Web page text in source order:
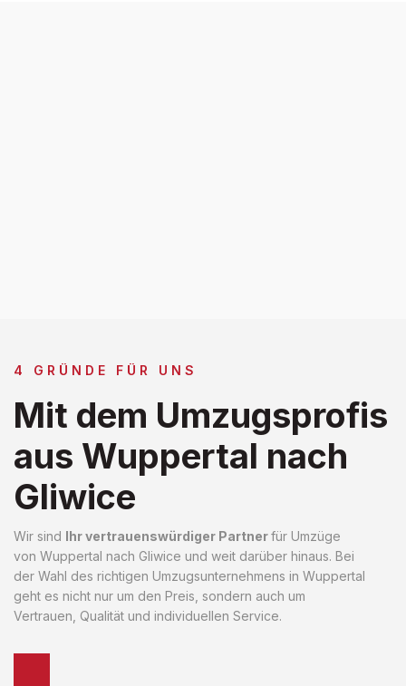
4 GRÜNDE FÜR UNS
Mit dem Umzugsprofis
aus Wuppertal nach
Gliwice
Wir sind Ihr vertrauenswürdiger Partnerfür Umzüge
von Wuppertal nach Gliwice und weit darüber hinaus. Bei
der Wahl des richtigen Umzugsunternehmens in Wuppertal
geht es nicht nur um den Preis, sondern auch um
Vertrauen, Qualität und individuellen Service.